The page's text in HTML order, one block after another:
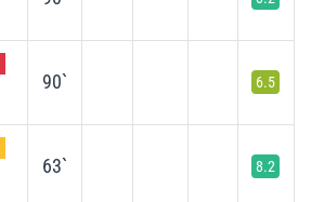
90` 6.5
63` 8.2